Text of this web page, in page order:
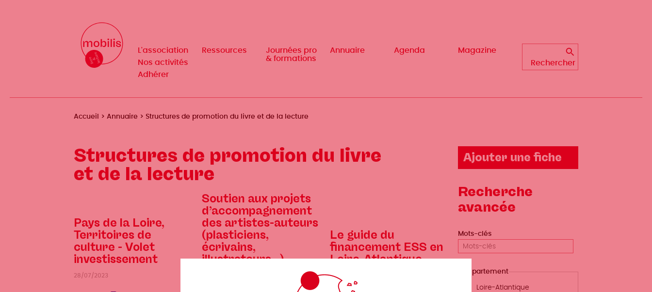
Navigation
principale
L'association
Nos activités
Adhérer
Ressources
Journées pro
& formations
Annuaire Agenda
Magazine
Rechercher
Navigation
principale
L'association
Nos activités
Adhérer
Ressources
Journées pro
& formations
Annuaire Agenda
Magazine
Rechercher
Fil
Accueil Annuaire Structures de promotion du livre et de la lecture
Ajouter une fiche
Recherche
avancée
Mots-clés
Département
Loire-Atlantique
Structures de promotion du livre
et de la lecture
Pays de la Loire,
Territoires de
culture - Volet
investissement
28/07/2023
Soutien aux projets
d’accompagnement
des artistes-auteurs
(plasticiens,
écrivains,
illustrateurs…)
Le guide du
financement ESS en
Loire-Atlantique
18/01/2022